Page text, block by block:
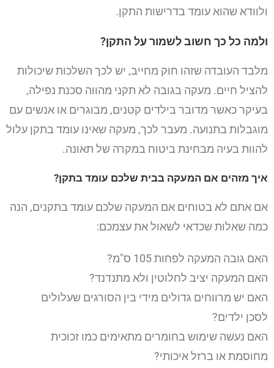
ולוודא שהוא עומד בדרישות התקן.
ולמה כל כך חשוב לשמור על התקן?
מלבד העובדה שזהו חוק מחייב, יש לכך השלכות שיכולות
להציל חיים. מעקה בגובה לא תקני מהווה סכנת נפילה,
בעיקר כאשר מדובר בילדים קטנים, מבוגרים או אנשים עם
מוגבלות בתנועה. מעבר לכך, מעקה שאינו עומד בתקן עלול
להוות בעיה מבחינת ביטוח במקרה של תאונה.
איך מזהים אם המעקה בבית שלכם עומד בתקן?
אם אתם לא בטוחים אם המעקה שלכם עומד בתקנים, הנה
כמה שאלות שכדאי לשאול את עצמכם:
האם גובה המעקה לפחות 105 ס"מ?
האם המעקה יציב לחלוטין ולא מתנדנד?
האם יש מרווחים גדולים מידי בין הסורגים שעלולים
לסכן ילדים?
האם נעשה שימוש בחומרים מתאימים כמו זכוכית
מחוסמת או ברזל איכותי?